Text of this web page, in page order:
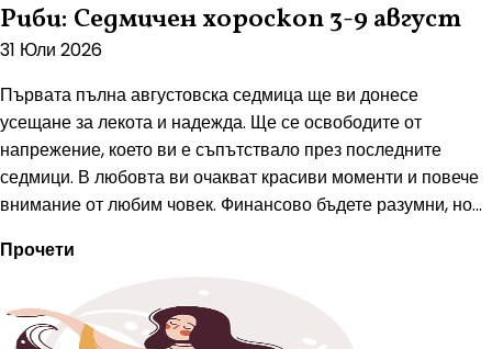
Риби: Седмичен хороскоп 3-9 август
31 Юли 2026
Първата пълна августовска седмица ще ви донесе
усещане за лекота и надежда. Ще се освободите от
напрежение, което ви е съпътствало през последните
седмици. В любовта ви очакват красиви моменти и повече
внимание от любим човек. Финансово бъдете разумни, но...
Прочети